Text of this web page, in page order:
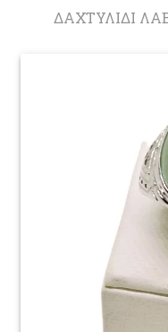
ΔΑΧΤΥΛΙΔΙ